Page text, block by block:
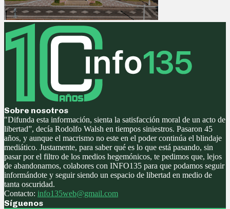
Sobre nosotros
"Difunda esta información, sienta la satisfacción moral de un acto de
libertad”, decía Rodolfo Walsh en tiempos siniestros. Pasaron 45
años, y aunque el macrismo no este en el poder continúa el blindaje
mediático. Justamente, para saber qué es lo que está pasando, sin
pasar por el filtro de los medios hegemónicos, te pedimos que, lejos
de abandonarnos, colabores con INFO135 para que podamos seguir
informándote y seguir siendo un espacio de libertad en medio de
tanta oscuridad.
Contacto: info135web@gmail.com
Síguenos